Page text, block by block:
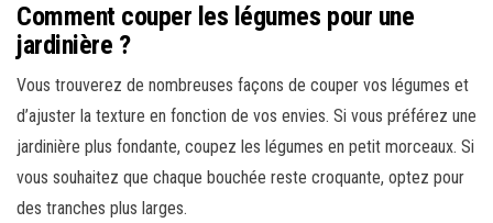
Comment couper les légumes pour une
jardinière ?
Vous trouverez de nombreuses façons de couper vos légumes et
d’ajuster la texture en fonction de vos envies. Si vous préférez une
jardinière plus fondante, coupez les légumes en petit morceaux. Si
vous souhaitez que chaque bouchée reste croquante, optez pour
des tranches plus larges.